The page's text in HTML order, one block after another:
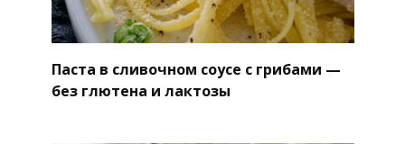
Паста в сливочном соусе с грибами —
без глютена и лактозы